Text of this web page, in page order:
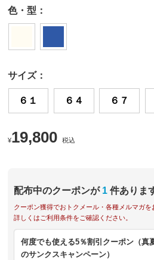
色・型：
サイズ：
６１ ６４ ６７
¥19,800 税込
配布中のクーポンが 1 件ありま
クーポン獲得でおトクメール・各種メルマガを
詳しくはご利用条件をご確認ください。
何度でも使える5％割引クーポン（真
のサンクスキャンペーン）